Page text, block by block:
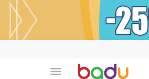
menu